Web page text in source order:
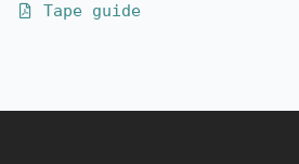
Tape guide